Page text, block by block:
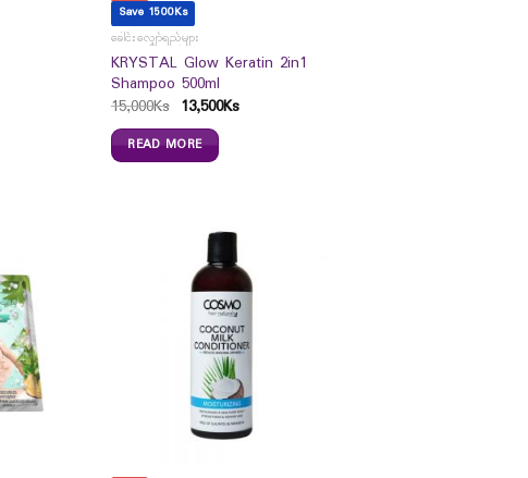
Save 1500Ks
ခေါင်းလျှော်ရည်များ
KRYSTAL Glow Keratin 2in1
Shampoo 500ml
15,000Ks 13,500Ks
READ MORE